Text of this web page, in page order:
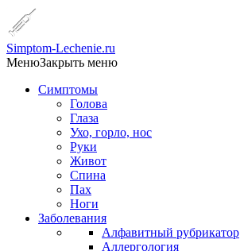
Simptom-Lechenie.ru
МенюЗакрыть меню
Симптомы
Голова
Глаза
Ухо, горло, нос
Руки
Живот
Спина
Пах
Ноги
Заболевания
Алфавитный рубрикатор
Аллергология